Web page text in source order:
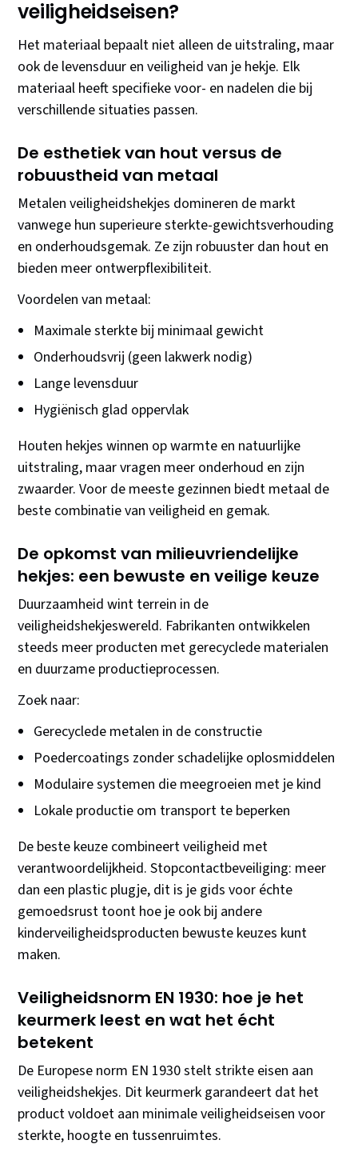
veiligheidseisen?
Het materiaal bepaalt niet alleen de uitstraling, maar
ook de levensduur en veiligheid van je hekje. Elk
materiaal heeft specifieke voor- en nadelen die bij
verschillende situaties passen.
De esthetiek van hout versus de
robuustheid van metaal
Metalen veiligheidshekjes domineren de markt
vanwege hun superieure sterkte-gewichtsverhouding
en onderhoudsgemak. Ze zijn robuuster dan hout en
bieden meer ontwerpflexibiliteit.
Voordelen van metaal:
Maximale sterkte bij minimaal gewicht
Onderhoudsvrij (geen lakwerk nodig)
Lange levensduur
Hygiënisch glad oppervlak
Houten hekjes winnen op warmte en natuurlijke
uitstraling, maar vragen meer onderhoud en zijn
zwaarder. Voor de meeste gezinnen biedt metaal de
beste combinatie van veiligheid en gemak.
De opkomst van milieuvriendelijke
hekjes: een bewuste en veilige keuze
Duurzaamheid wint terrein in de
veiligheidshekjeswereld. Fabrikanten ontwikkelen
steeds meer producten met gerecyclede materialen
en duurzame productieprocessen.
Zoek naar:
Gerecyclede metalen in de constructie
Poedercoatings zonder schadelijke oplosmiddelen
Modulaire systemen die meegroeien met je kind
Lokale productie om transport te beperken
De beste keuze combineert veiligheid met
verantwoordelijkheid. Stopcontactbeveiliging: meer
dan een plastic plugje, dit is je gids voor échte
gemoedsrust toont hoe je ook bij andere
kinderveiligheidsproducten bewuste keuzes kunt
maken.
Veiligheidsnorm EN 1930: hoe je het
keurmerk leest en wat het écht
betekent
De Europese norm EN 1930 stelt strikte eisen aan
veiligheidshekjes. Dit keurmerk garandeert dat het
product voldoet aan minimale veiligheidseisen voor
sterkte, hoogte en tussenruimtes.